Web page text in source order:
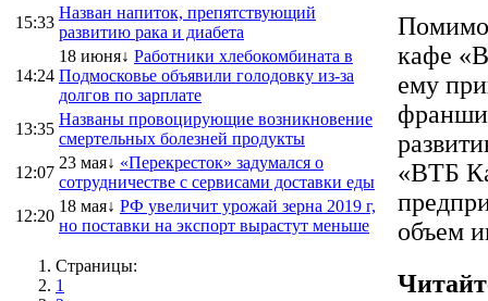
15:33
Назван напиток, препятствующий
развитию рака и диабета
14:24
18 июня↓ Работники хлебокомбината в
Подмосковье объявили голодовку из-за
долгов по зарплате
13:35
Названы провоцирующие возникновение
смертельных болезней продукты
12:07
23 мая↓ «Перекресток» задумался о
сотрудничестве с сервисами доставки еды
12:20
18 мая↓ РФ увеличит урожай зерна 2019 г,
но поставки на экспорт вырастут меньше
Страницы:
1
Помимо
кафе
ему
«ВТБ
объем